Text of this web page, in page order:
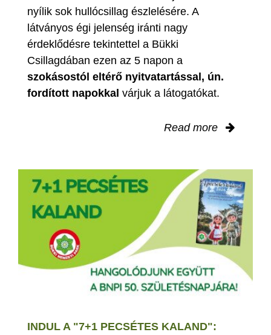
nyílik sok hullócsillag észlelésére. A
látványos égi jelenség iránti nagy
érdeklődésre tekintettel a Bükki
Csillagdában ezen az 5 napon a
szokásostól eltérő nyitvatartással, ún.
fordított napokkal várjuk a látogatókat.
Read more
INDUL A "7+1 PECSÉTES KALAND":